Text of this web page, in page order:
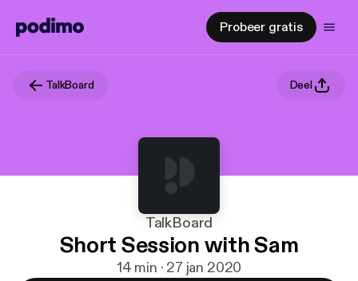
Probeer gratis
TalkBoard Deel
TalkBoard
Short Session with Sam
14 min · 27 jan 2020